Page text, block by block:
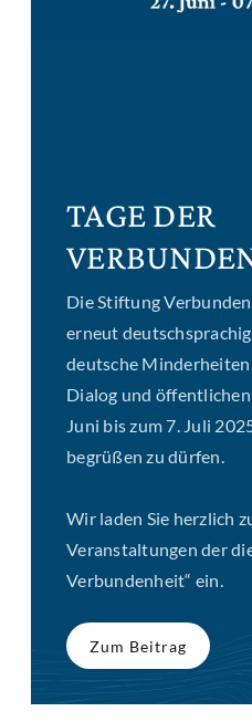
TAGE DER
Die Stiftung
erneut
deutsche
Dialog und
Juni bis zum 7. Juli
begrüßen zu dürfen.
Wir laden Sie herzlich
Veranstaltungen der
Verbundenheit“ ein.
Zum Beitrag